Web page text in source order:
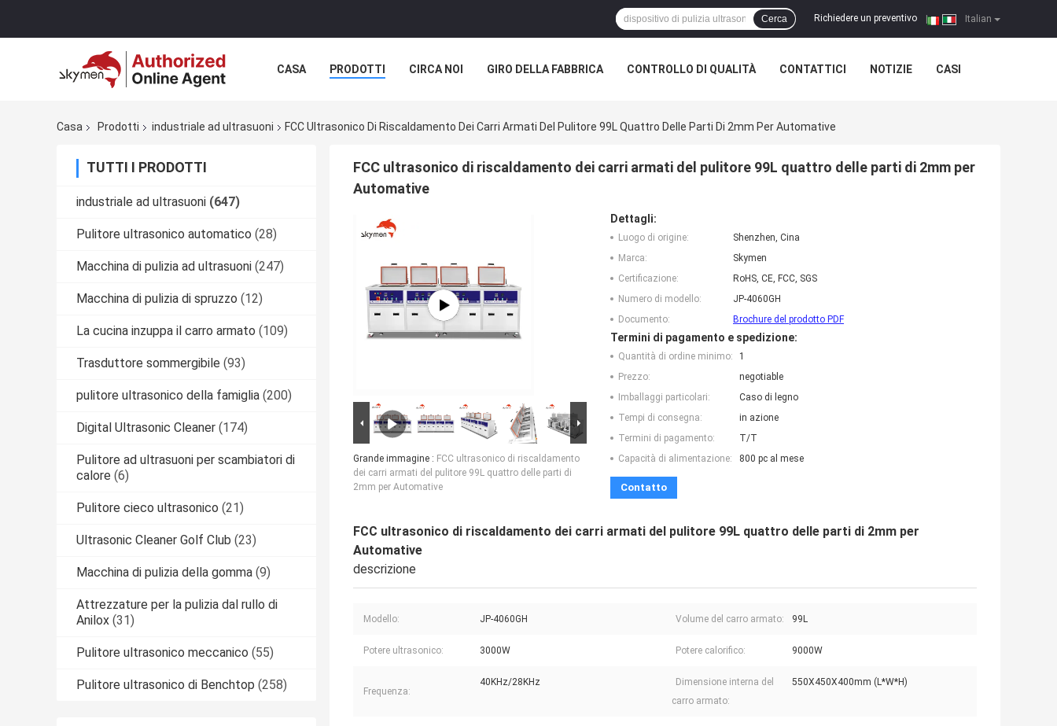
Italian
Richiedere un preventivo |
Cerca
CASA PRODOTTI CIRCA NOI GIRO DELLA FABBRICA CONTROLLO DI QUALITÀ CONTATTICI NOTIZIE CASI
Casa
Prodotti industriale ad ultrasuoni FCC Ultrasonico Di Riscaldamento Dei Carri Armati Del Pulitore 99L Quattro Delle Parti Di 2mm Per Automative
TUTTI I PRODOTTI
industriale ad ultrasuoni (647)
Pulitore ultrasonico automatico (28)
Macchina di pulizia ad ultrasuoni (247)
Macchina di pulizia di spruzzo (12)
La cucina inzuppa il carro armato (109)
Trasduttore sommergibile (93)
pulitore ultrasonico della famiglia (200)
Digital Ultrasonic Cleaner (174)
Pulitore ad ultrasuoni per scambiatori di
calore (6)
Pulitore cieco ultrasonico (21)
Ultrasonic Cleaner Golf Club (23)
Macchina di pulizia della gomma (9)
Attrezzature per la pulizia dal rullo di
Anilox (31)
Pulitore ultrasonico meccanico (55)
Pulitore ultrasonico di Benchtop (258)
FCC ultrasonico di riscaldamento dei carri armati del pulitore 99L quattro delle parti di 2mm per
Automative
Grande immagine : FCC ultrasonico di riscaldamento
dei carri armati del pulitore 99L quattro delle parti di
2mm per Automative
Dettagli:
Luogo di origine:
Shenzhen, Cina
Marca:
Skymen
Certificazione:
RoHS, CE, FCC, SGS
Numero di modello:
JP-4060GH
Documento:
Brochure del prodotto PDF
Termini di pagamento e spedizione:
Quantità di ordine minimo:
1
Prezzo:
negotiable
Imballaggi particolari:
Caso di legno
Tempi di consegna:
in azione
Termini di pagamento:
T/T
Capacità di alimentazione:
800 pc al mese
Contatto
FCC ultrasonico di riscaldamento dei carri armati del pulitore 99L quattro delle parti di 2mm per
Automative
descrizione
Modello: JP-4060GH Volume del carro armato: 99L
Potere ultrasonico: 3000W Potere calorifico: 9000W
Frequenza:
40KHz/28KHz
Dimensione interna del
carro armato:
550X450X400mm (L*W*H)